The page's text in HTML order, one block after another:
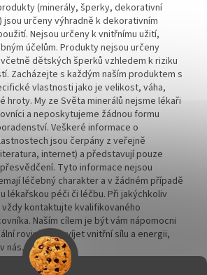
(minerály, šperky, dekorativní
určeny výhradně k dekorativním
Nejsou určeny k vnitřnímu užití,
účelům. Produkty nejsou určeny
dětských šperků vzhledem k riziku
Zacházejte s každým naším produktem s
vlastnosti jako je velikost, váha,
hroty. My ze Světa minerálů nejsme lékaři
a neposkytujeme žádnou formu
Veškeré informace o
jsou čerpány z veřejně
internet) a představují pouze
Tyto informace nejsou
léčebný charakter a v žádném případě
lékařskou péči či léčbu. Při jakýchkoliv
kontaktujte kvalifikovaného
Naším cílem je být vám nápomocni
rovině a rozvíjet vnitřní sílu a energii,
nás.